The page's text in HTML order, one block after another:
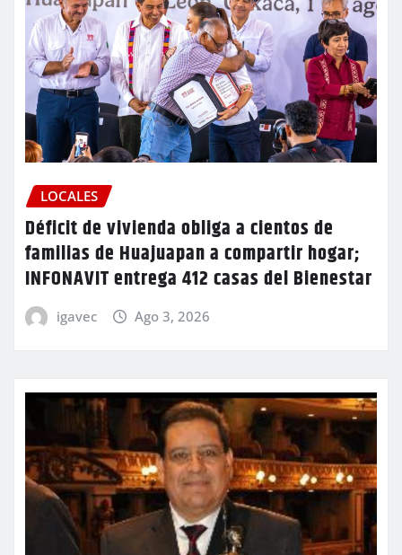
LOCALES
Déficit de vivienda obliga a cientos de
familias de Huajuapan a compartir hogar;
INFONAVIT entrega 412 casas del Bienestar
igavec Ago 3, 2026